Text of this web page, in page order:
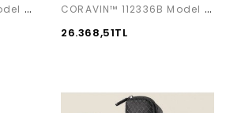
CORAVIN™ 112331B Model 6+ Silver CORAVIN™ 112336B Model 6+ Burgundy
26.368,51TL